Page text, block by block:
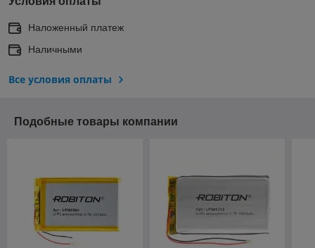
Наложенный платеж
Наличными
Все условия оплаты
Подобные товары компании